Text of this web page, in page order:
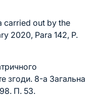
carried out by the
2020, Para 142, P.
згоди. 8-а Загальна
П. 53.